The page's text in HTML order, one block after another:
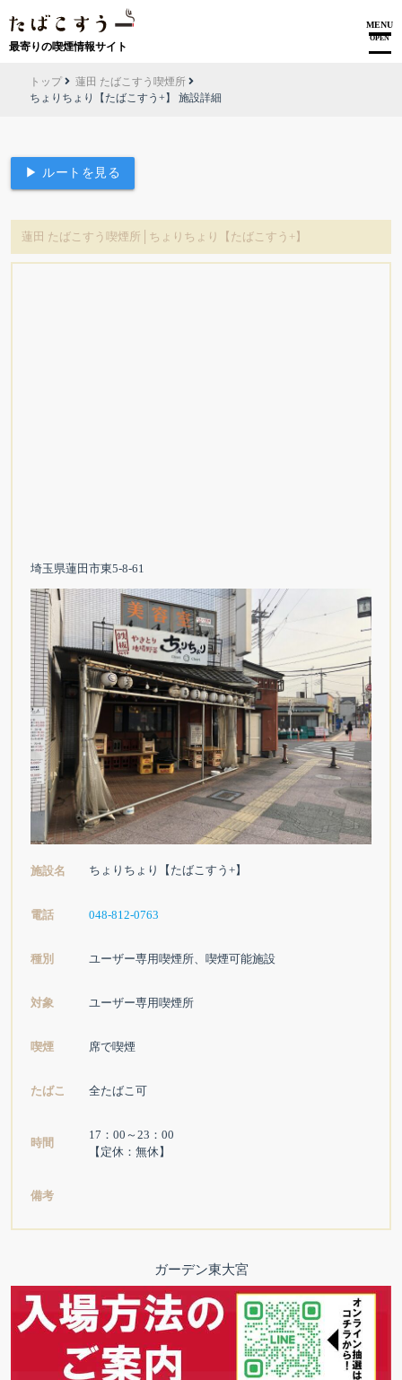
最寄りの喫煙情報サイト
MENU
OPEN
トップ
蓮田 たばこすう喫煙所
ちょりちょり【たばこすう+】 施設詳細
▶ ルートを見る
蓮田 たばこすう喫煙所│ちょりちょり【たばこすう+】
埼玉県蓮田市東5-8-61
施設名 ちょりちょり【たばこすう+】
電話 048-812-0763
種別 ユーザー専用喫煙所、喫煙可能施設
対象 ユーザー専用喫煙所
喫煙 席で喫煙
たばこ 全たばこ可
時間
17：00～23：00
【定休：無休】
備考
ガーデン東大宮